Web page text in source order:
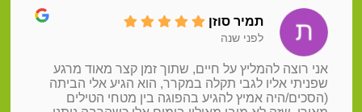
תמיר סוזן
לפני שנה
אני רוצה להמליץ על חיים, שתוך זמן קצר מאוד מרגע
שפניתי אליו לגבי תקלה במקרר, הוא הגיע אלי הביתה
(הסכים/היה אמיץ להגיע בהפוגה בין מטחי הטילים